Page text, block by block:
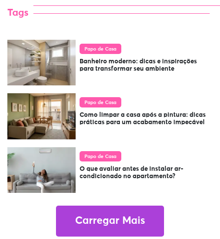
Tags
Papo de Casa
Banheiro moderno: dicas e inspirações
para transformar seu ambiente
Papo de Casa
Como limpar a casa após a pintura: dicas
práticas para um acabamento impecável
Papo de Casa
O que avaliar antes de instalar ar-
condicionado no apartamento?
Carregar Mais